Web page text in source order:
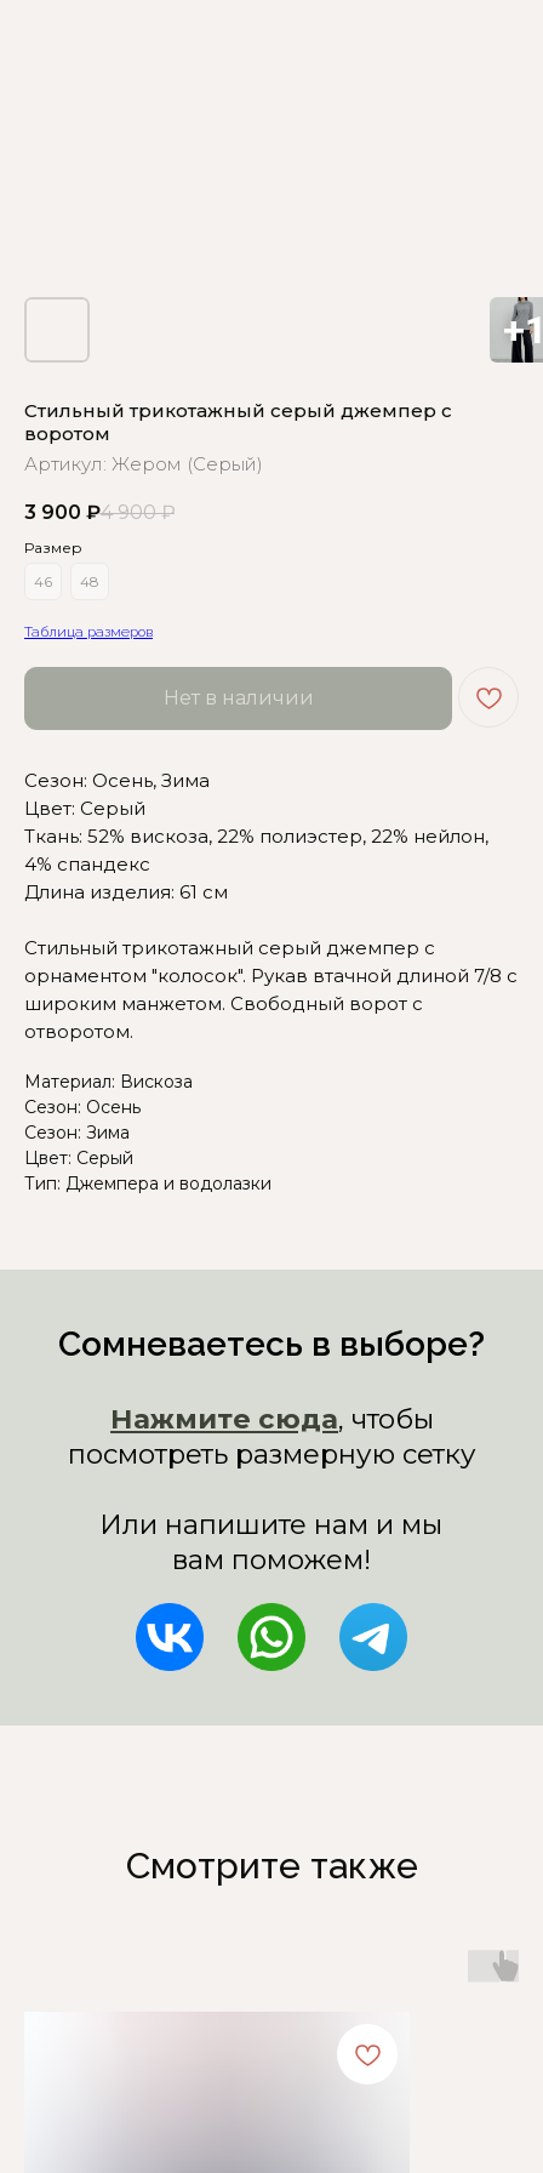
Стильный трикотажный серый джемпер с
воротом
Артикул: Жером (Серый)
3 900 ₽4 900 ₽
Размер
46
48
Таблица размеров
Нет в наличии
Сезон: Осень, Зима
Цвет: Серый
Ткань: 52% вискоза, 22% полиэстер, 22% нейлон,
4% спандекс
Длина изделия: 61 см
Стильный трикотажный серый джемпер с
орнаментом "колосок". Рукав втачной длиной 7/8 с
широким манжетом. Свободный ворот с
отворотом.
Материал: Вискоза
Сезон: Осень
Сезон: Зима
Цвет: Серый
Тип: Джемпера и водолазки
Сомневаетесь в выборе?
Нажмите сюда
посмотреть размерную сетку
вам поможем!
Смотрите также